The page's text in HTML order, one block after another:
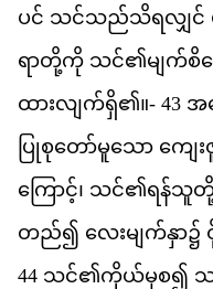
ပင သငသညသရလင
ရတက သင်၏​မကစ
ထလကရှိ၏။- 43 အ
ပစတမသ က
ကင့်၊ သင်၏​ရနသ
တည်၍ လမကနှာ၌
44 သင်၏​ကယမစ၍